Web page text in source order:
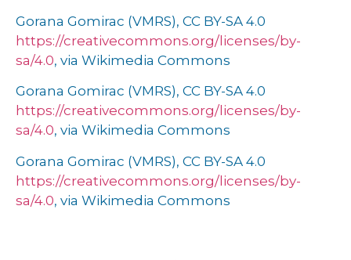
Gorana Gomirac (VMRS), CC BY-SA 4.0
https://creativecommons.org/licenses/by-
sa/4.0, via Wikimedia Commons
Gorana Gomirac (VMRS), CC BY-SA 4.0
https://creativecommons.org/licenses/by-
sa/4.0, via Wikimedia Commons
Gorana Gomirac (VMRS), CC BY-SA 4.0
https://creativecommons.org/licenses/by-
sa/4.0, via Wikimedia Commons